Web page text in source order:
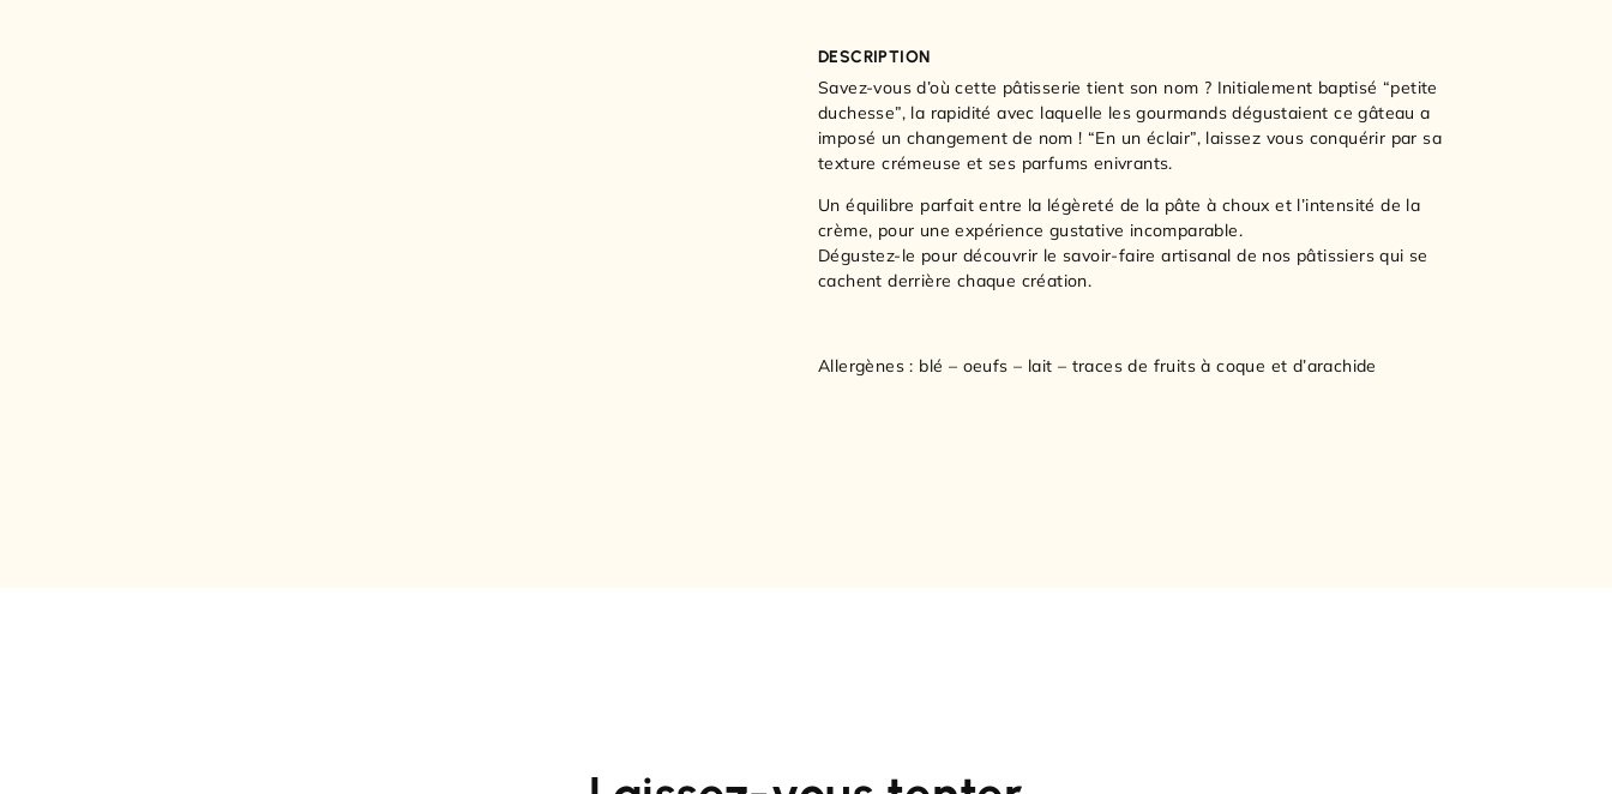
DESCRIPTION
Savez-vous d’où cette pâtisserie tient son nom ? Initialement baptisé “petite
duchesse”, la rapidité avec laquelle les gourmands dégustaient ce gâteau a
imposé un changement de nom ! “En un éclair”, laissez vous conquérir par sa
texture crémeuse et ses parfums enivrants.
Un équilibre parfait entre la légèreté de la pâte à choux et l’intensité de la
crème, pour une expérience gustative incomparable.
Dégustez-le pour découvrir le savoir-faire artisanal de nos pâtissiers qui se
cachent derrière chaque création.
Allergènes : blé – oeufs – lait – traces de fruits à coque et d’arachide